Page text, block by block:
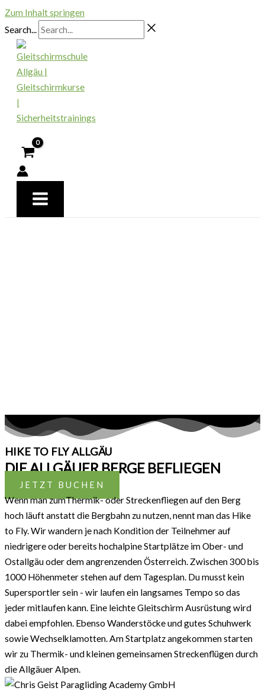
Zum Inhalt springen
Search...
HIKE TO FLY ALLGÄU
DIE ALLGÄUER BERGE BEFLIEGEN
JETZT BUCHEN
Wenn man zumThermik- oder Streckenfliegen auf den Berg
hoch läuft anstatt die Bergbahn zu nutzen, nennt man das Hike
to Fly. Wir wandern je nach Kondition der Teilnehmer auf
niedrigere oder bereits hochalpine Startplätze im Ober- und
Ostallgäu oder dem angrenzenden Österreich. Zwischen 300 bis
1000 Höhenmeter stehen auf dem Tagesplan. Du musst kein
Supersportler sein - wir laufen ein langsames Tempo so das
jeder mitlaufen kann. Eine leichte Gleitschirm Ausrüstung wird
dabei empfohlen. Ebenso Wanderstöcke und gutes Schuhwerk
sowie Wechselklamotten. Am Startplatz angekommen starten
wir zu Thermik- und kleinen gemeinsamen Streckenflügen durch
die Allgäuer Alpen.